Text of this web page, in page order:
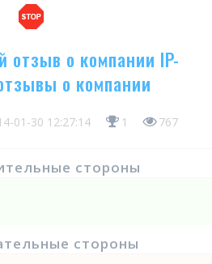
отзыв о компании IP-
о компании
01-30 12:27:14 1 767
стороны
стороны